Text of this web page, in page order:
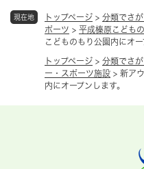
現在地 トップページ > 分類でさが
ポーツ > 平成榛原こども
こどものもり公園内にオー
トップページ > 分類でさが
ー・スポーツ施設 > 新ア
内にオープンします。